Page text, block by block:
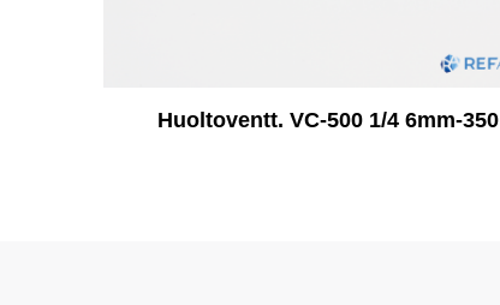
Huoltoventt. VC-500 1/4 6mm-350